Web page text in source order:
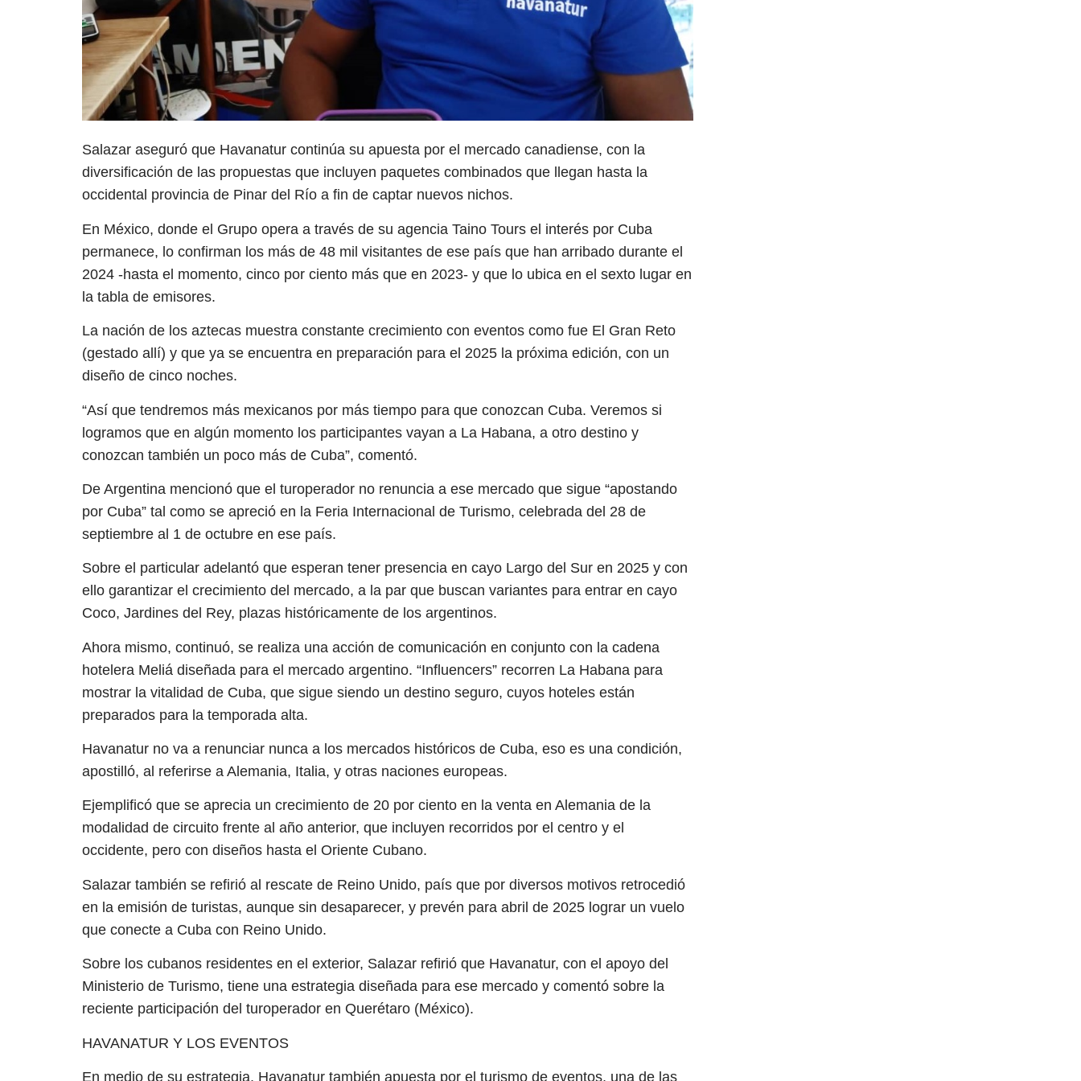
Salazar aseguró que Havanatur continúa su apuesta por el mercado canadiense, con la
diversificación de las propuestas que incluyen paquetes combinados que llegan hasta la
occidental provincia de Pinar del Río a fin de captar nuevos nichos.
En México, donde el Grupo opera a través de su agencia Taino Tours el interés por Cuba
permanece, lo confirman los más de 48 mil visitantes de ese país que han arribado durante el
2024 -hasta el momento, cinco por ciento más que en 2023- y que lo ubica en el sexto lugar en
la tabla de emisores.
La nación de los aztecas muestra constante crecimiento con eventos como fue El Gran Reto
(gestado allí) y que ya se encuentra en preparación para el 2025 la próxima edición, con un
diseño de cinco noches.
“Así que tendremos más mexicanos por más tiempo para que conozcan Cuba. Veremos si
logramos que en algún momento los participantes vayan a La Habana, a otro destino y
conozcan también un poco más de Cuba”, comentó.
De Argentina mencionó que el turoperador no renuncia a ese mercado que sigue “apostando
por Cuba” tal como se apreció en la Feria Internacional de Turismo, celebrada del 28 de
septiembre al 1 de octubre en ese país.
Sobre el particular adelantó que esperan tener presencia en cayo Largo del Sur en 2025 y con
ello garantizar el crecimiento del mercado, a la par que buscan variantes para entrar en cayo
Coco, Jardines del Rey, plazas históricamente de los argentinos.
Ahora mismo, continuó, se realiza una acción de comunicación en conjunto con la cadena
hotelera Meliá diseñada para el mercado argentino. “Influencers” recorren La Habana para
mostrar la vitalidad de Cuba, que sigue siendo un destino seguro, cuyos hoteles están
preparados para la temporada alta.
Havanatur no va a renunciar nunca a los mercados históricos de Cuba, eso es una condición,
apostilló, al referirse a Alemania, Italia, y otras naciones europeas.
Ejemplificó que se aprecia un crecimiento de 20 por ciento en la venta en Alemania de la
modalidad de circuito frente al año anterior, que incluyen recorridos por el centro y el
occidente, pero con diseños hasta el Oriente Cubano.
Salazar también se refirió al rescate de Reino Unido, país que por diversos motivos retrocedió
en la emisión de turistas, aunque sin desaparecer, y prevén para abril de 2025 lograr un vuelo
que conecte a Cuba con Reino Unido.
Sobre los cubanos residentes en el exterior, Salazar refirió que Havanatur, con el apoyo del
Ministerio de Turismo, tiene una estrategia diseñada para ese mercado y comentó sobre la
reciente participación del turoperador en Querétaro (México).
HAVANATUR Y LOS EVENTOS
En medio de su estrategia, Havanatur también apuesta por el turismo de eventos, una de las